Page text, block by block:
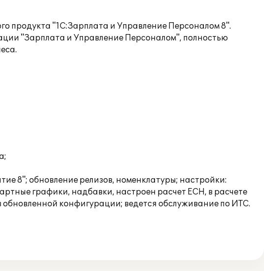
продукта "1С:Зарплата и Управление Персоналом 8".
"Зарплата и Управление Персоналом", полностью
8"; обновление релизов, номенклатуры; настройки:
графики, надбавки, настроен расчет ЕСН, в расчете
конфигурации; ведется обслуживание по ИТС.